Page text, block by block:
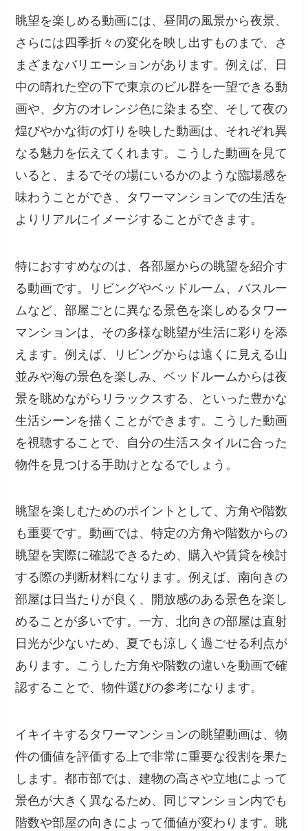
眺望を楽しめる動画には、昼間の風景から夜景、
さらには四季折々の変化を映し出すものまで、さ
まざまなバリエーションがあります。例えば、日
中の晴れた空の下で東京のビル群を一望できる動
画や、夕方のオレンジ色に染まる空、そして夜の
煌びやかな街の灯りを映した動画は、それぞれ異
なる魅力を伝えてくれます。こうした動画を見て
いると、まるでその場にいるかのような臨場感を
味わうことができ、タワーマンションでの生活を
よりリアルにイメージすることができます。
特におすすめなのは、各部屋からの眺望を紹介す
る動画です。リビングやベッドルーム、バスルー
ムなど、部屋ごとに異なる景色を楽しめるタワー
マンションは、その多様な眺望が生活に彩りを添
えます。例えば、リビングからは遠くに見える山
並みや海の景色を楽しみ、ベッドルームからは夜
景を眺めながらリラックスする、といった豊かな
生活シーンを描くことができます。こうした動画
を視聴することで、自分の生活スタイルに合った
物件を見つける手助けとなるでしょう。
眺望を楽しむためのポイントとして、方角や階数
も重要です。動画では、特定の方角や階数からの
眺望を実際に確認できるため、購入や賃貸を検討
する際の判断材料になります。例えば、南向きの
部屋は日当たりが良く、開放感のある景色を楽し
めることが多いです。一方、北向きの部屋は直射
日光が少ないため、夏でも涼しく過ごせる利点が
あります。こうした方角や階数の違いを動画で確
認することで、物件選びの参考になります。
イキイキするタワーマンションの眺望動画は、物
件の価値を評価する上で非常に重要な役割を果た
します。都市部では、建物の高さや立地によって
景色が大きく異なるため、同じマンション内でも
階数や部屋の向きによって価値が変わります。眺